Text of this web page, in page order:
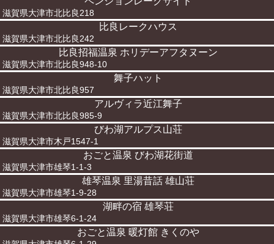
滋賀県大津市北比良218
比良レークハウス
滋賀県大津市北比良242
比良招福温泉 ホリデーアフタヌーン
滋賀県大津市北比良948-10
舞子ハット
滋賀県大津市北比良957
アルヴィラ近江舞子
滋賀県大津市北比良985-9
びわ湖アルプス山荘
滋賀県大津市木戸1547-1
おごと温泉 びわ湖花街道
滋賀県大津市雄琴1-1-3
雄琴温泉 里湯昔話 雄山荘
滋賀県大津市雄琴1-9-28
湖畔の宿 雄琴荘
滋賀県大津市雄琴6-1-24
おごと温泉 暖灯館 きくのや